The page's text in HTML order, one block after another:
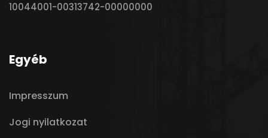
10044001-00313742-00000000
Egyéb
Impresszum
Jogi nyilatkozat